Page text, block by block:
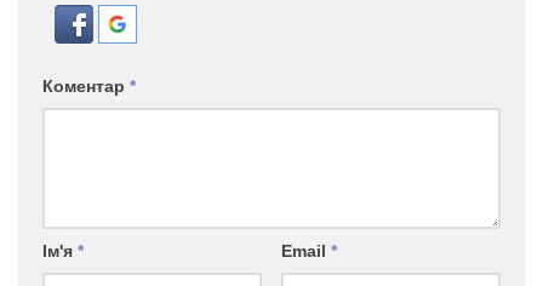
Коментар *
Ім'я * Email *